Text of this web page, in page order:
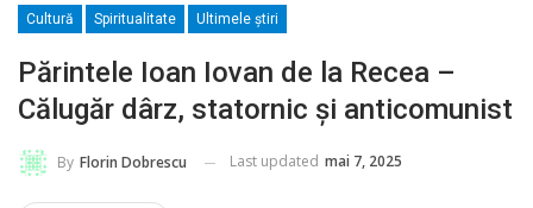
Cultură Spiritualitate Ultimele ştiri
Părintele Ioan Iovan de la Recea –
Călugăr dârz, statornic şi anticomunist
By Florin Dobrescu Last updated mai 7, 2025